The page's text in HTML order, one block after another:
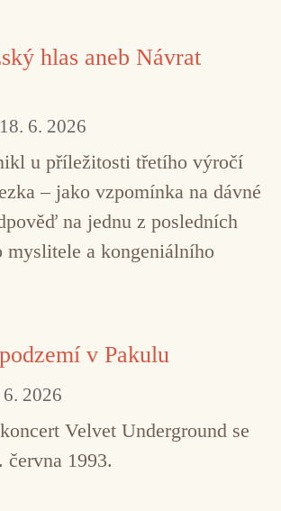
hlas aneb Návrat
18. 6. 2026
u příležitosti třetího výročí
– jako vzpomínka na dávné
na jednu z posledních
myslitele a kongeniálního
v Pakulu
6. 2026
Velvet Underground se
června 1993.